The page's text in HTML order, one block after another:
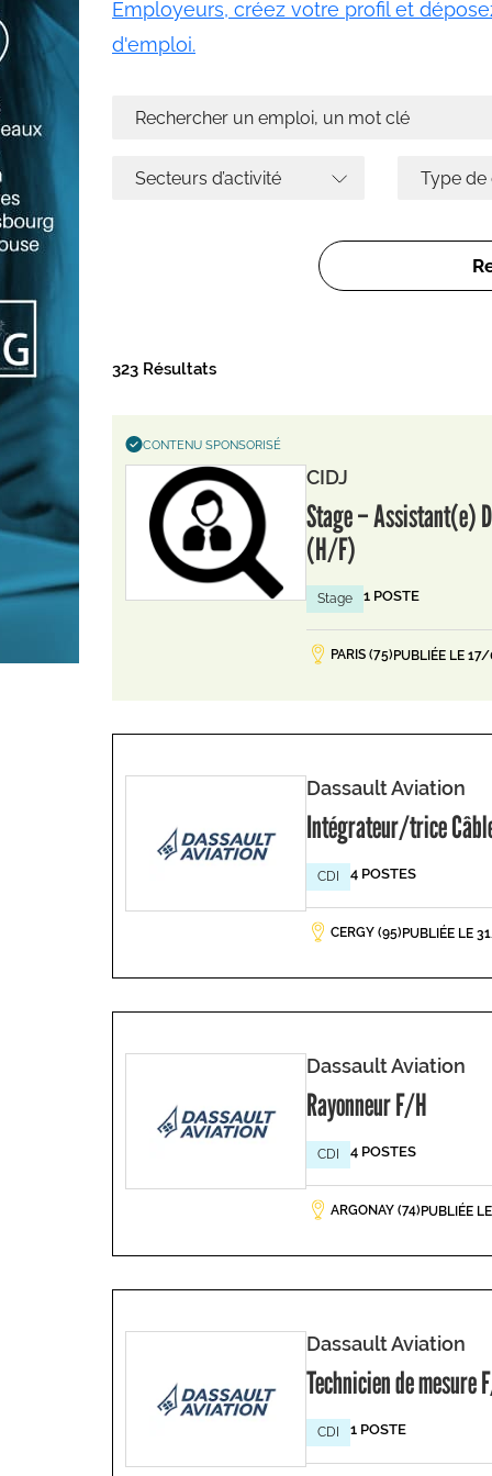
Employeurs, créez votre profil et
d'emploi.
323 Résultats
CONTENU SPONSORISÉ
CIDJ
Stage – Assistant(e)
(H/F)
Stage 1 POSTE
PARIS (75) PUBLIÉE LE
Dassault Aviation
Intégrateur/trice
CDI 4 POSTES
CERGY (95) PUBLIÉE LE
Dassault Aviation
Rayonneur F/H
CDI 4 POSTES
ARGONAY (74) PUBLIÉE
Dassault Aviation
Technicien de mesure
CDI 1 POSTE